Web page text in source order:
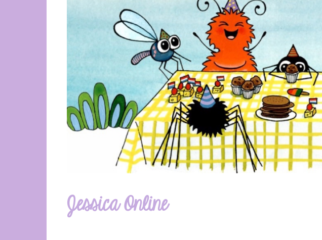
Jessica Online